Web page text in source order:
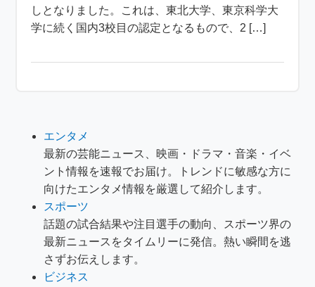
しとなりました。これは、東北大学、東京科学大
学に続く国内3校目の認定となるもので、2 […]
エンタメ
最新の芸能ニュース、映画・ドラマ・音楽・イベ
ント情報を速報でお届け。トレンドに敏感な方に
向けたエンタメ情報を厳選して紹介します。
スポーツ
話題の試合結果や注目選手の動向、スポーツ界の
最新ニュースをタイムリーに発信。熱い瞬間を逃
さずお伝えします。
ビジネス